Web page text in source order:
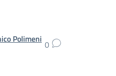
Polimeni
0